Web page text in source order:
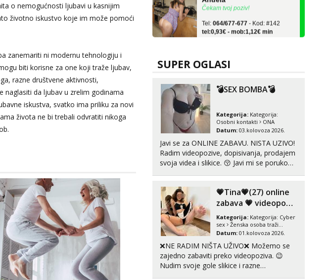
o nemogućnosti ljubavi u kasnijim
životno iskustvo koje im može pomoći
zanemariti ni modernu tehnologiju i
biti korisne za one koji traže ljubav,
razne društvene aktivnosti,
naglasiti da ljubav u zrelim godinama
iskustva, svatko ima priliku za novi
života ne bi trebali odvratiti nikoga
Tel:064/677-677- Kod: #142
tel:0,93€ - mob:1,12€ min
Tel: 064/677-677
Alisa
Razgovaram :)
064/677-677- Kod: #106
tel:0,93€ - mob:1,12€ min
Obavijesti me kada se oslobodi
Vanesa
Razgovaram :)
tel:0,93€ - mob:1,12€ min
Obavijesti me kada se oslobodi
Lili
Razgovaram :)
Tel:064/677-677 - Kod: #128
tel:0,93€ - mob:1,12€ min
Obavijesti me kada se oslobodi
Anđela
SUPER OGLASI
💣SEX BOMBA💣
Kategorija: Kategorija:
Osobni kontakti
ONA
Datum: 03.kolovoza 2026.
Javi se za ONLINE ZABAVU. NISTA UZIVO!
Radim videopozive, dopisivanja, prodajem
svoja videa i slikice. 😚 Javi mi se porukom
💗Tina💗(27) online
zabava 💗 videopoziv
kakav zaslužuješ
Kategorija: Kategorija: Cyber
sex
Ženska osoba traži
mušku osobu
Datum: 01.kolovoza 2026.
❌NE RADIM NIŠTA UŽIVO❌ Možemo se
zajedno zabaviti preko videopoziva. 😉
Nudim svoje gole slikice i razne